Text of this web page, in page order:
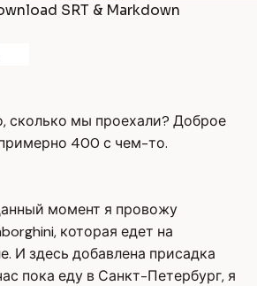
SRT & Markdown
сколько мы проехали? Доброе
400 с чем-то.
момент я провожу
которая едет на
И здесь добавлена присадка
пока еду в Санкт-Петербург, я